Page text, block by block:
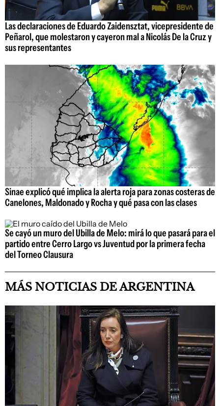
Las declaraciones de Eduardo Zaidensztat, vicepresidente de
Peñarol, que molestaron y cayeron mal a Nicolás De la Cruz y
sus representantes
Sinae explicó qué implica la alerta roja para zonas costeras de
Canelones, Maldonado y Rocha y qué pasa con las clases
Se cayó un muro del Ubilla de Melo: mirá lo que pasará para el
partido entre Cerro Largo vs Juventud por la primera fecha
del Torneo Clausura
MÁS NOTICIAS DE ARGENTINA